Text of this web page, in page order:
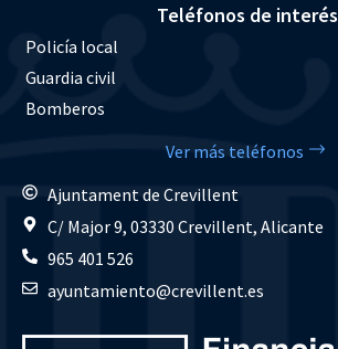
Teléfonos de interés
Policía local
Guardia civil
Bomberos
Ver más teléfonos
Ajuntament de Crevillent
C/ Major 9, 03330 Crevillent, Alicante
965 401 526
ayuntamiento@crevillent.es